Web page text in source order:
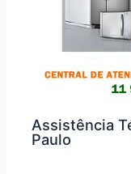
Assistência
Paulo